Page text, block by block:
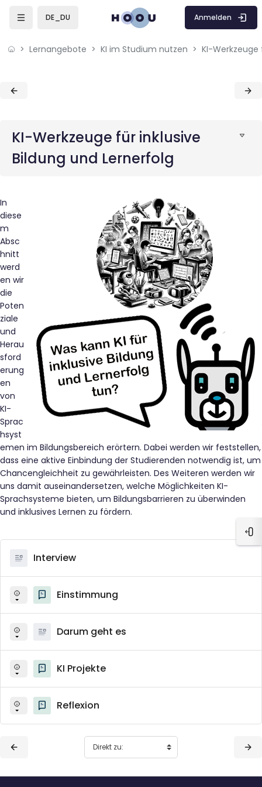
Skip to sidebar navigation menu
Skip to mobile navigation menu
Skip to sidebar hidden blocks
DE_DU Anmelden
Lernangebote KI im Studium nutzen
Blöcke
Blöcke
KI-Werkzeuge für inklusive
Bildung und Lernerfolg
In
diese
m
Absc
hnitt
werd
en wir
die
Poten
ziale
und
Herau
sford
erung
en
von
KI-
Sprac
hsyst
emen im Bildungsbereich erörtern. Dabei werden wir feststellen,
dass eine aktive Einbindung der Studierenden notwendig ist, um
Chancengleichheit zu gewährleisten. Des Weiteren werden wir
uns damit auseinandersetzen, welche Möglichkeiten KI-
Sprachsysteme bieten, um Bildungsbarrieren zu überwinden
und inklusives Lernen zu fördern.
Interview
Einstimmung
Darum geht es
KI Projekte
Reflexion